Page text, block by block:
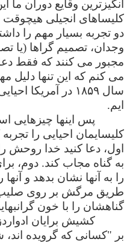
انگیزترین وقایع دوران
کلیساهای انجیلی هیچوقت
دو تجربه بسیار مهم را
وجدان، تصمیم گراها (یا
مجبور می کنند که فقط
می کنم که این تنها دلیل
سال ۱۸۵۹ در
ایم.
پس اینها چیزهایی
کلیسایمان احیایی را تجربه
اول، دعا کنید خدا روحش
به گناه مجاب کند. دوم،
را به آنها نشان بدهد و
طریق مرگش بر روی صلیب
گناهشان را با خون
کشیش برایان
بر "کسانی که گرویده اند،